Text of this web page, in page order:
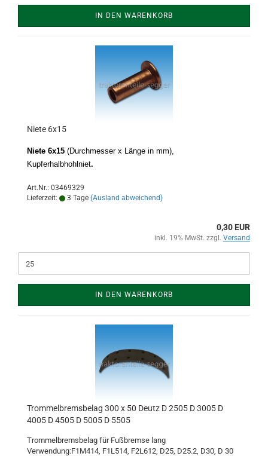
IN DEN WARENKORB
Niete 6x15
Niete 6x15 (Durchmesser x Länge in mm),
Kupferhalbhohlniet.
Art.Nr.: 03469329
Lieferzeit:
3 Tage (Ausland abweichend)
0,30 EUR
inkl. 19% MwSt. zzgl. Versand
IN DEN WARENKORB
Trommelbremsbelag 300 x 50 Deutz D 2505 D 3005 D
4005 D 4505 D 5005 D 5505
Trommelbremsbelag für Fußbremse lang
Verwendung:F1M414, F1L514, F2L612, D25, D25.2, D30, D 30